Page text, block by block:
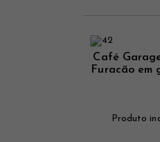
Café
Furacão em
Produto